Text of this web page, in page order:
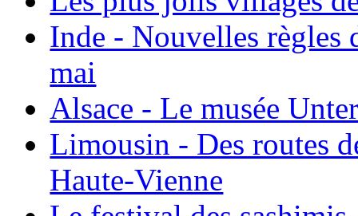
Inde - Nouvelles règles
mai
Alsace - Le musée
Limousin - Des routes
Haute-Vienne